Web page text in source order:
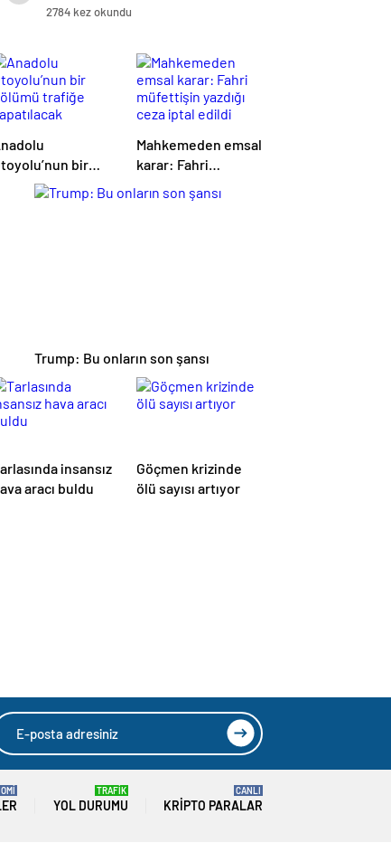
2784 kez okundu
bir
bölümü trafiğe
kapatılacak
Mahkemeden emsal
karar: Fahri
ceza iptal edildi
Trump: Bu onların son şansı
insansız
aracı buldu
Göçmen krizinde
ölü sayısı artıyor
YOL DURUMU
TRAFİK
KRIPTO PARALAR
CANLI